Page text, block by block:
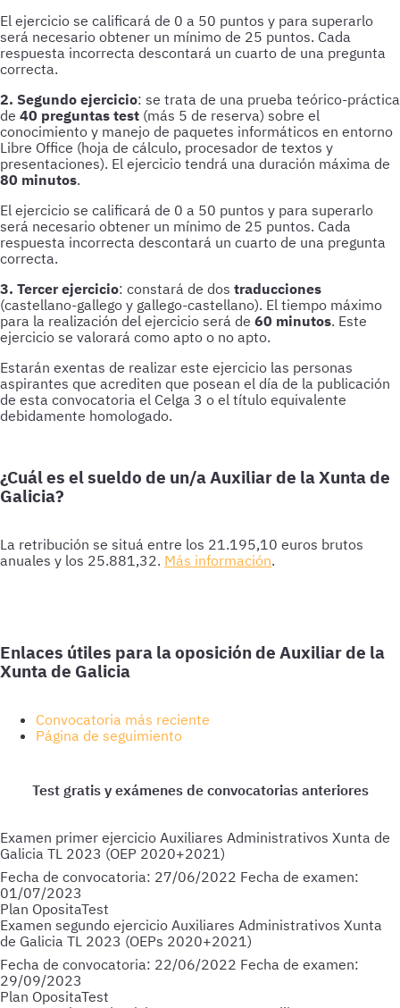
El ejercicio se calificará de 0 a 50 puntos y para superarlo
será necesario obtener un mínimo de 25 puntos. Cada
respuesta incorrecta descontará un cuarto de una pregunta
correcta.
2. Segundo ejercicio: se trata de una prueba teórico-práctica
de 40 preguntas test (más 5 de reserva) sobre el
conocimiento y manejo de paquetes informáticos en entorno
Libre Office (hoja de cálculo, procesador de textos y
presentaciones). El ejercicio tendrá una duración máxima de
80 minutos.
El ejercicio se calificará de 0 a 50 puntos y para superarlo
será necesario obtener un mínimo de 25 puntos. Cada
respuesta incorrecta descontará un cuarto de una pregunta
correcta.
3. Tercer ejercicio: constará de dos traducciones
(castellano-gallego y gallego-castellano). El tiempo máximo
para la realización del ejercicio será de 60 minutos. Este
ejercicio se valorará como apto o no apto.
Estarán exentas de realizar este ejercicio las personas
aspirantes que acrediten que posean el día de la publicación
de esta convocatoria el Celga 3 o el título equivalente
debidamente homologado.
¿Cuál es el sueldo de un/a Auxiliar de la Xunta de
Galicia?
La retribución se situá entre los 21.195,10 euros brutos
anuales y los 25.881,32. Más información.
Enlaces útiles para la oposición de Auxiliar de la
Xunta de Galicia
Convocatoria más reciente
Página de seguimiento
Examen primer ejercicio Auxiliares Administrativos Xunta de
Galicia TL 2023 (OEP 2020+2021)
Fecha de convocatoria: 27/06/2022 Fecha de examen:
01/07/2023
Plan OpositaTest
Examen segundo ejercicio Auxiliares Administrativos Xunta
de Galicia TL 2023 (OEPs 2020+2021)
Fecha de convocatoria: 22/06/2022 Fecha de examen:
29/09/2023
Plan OpositaTest